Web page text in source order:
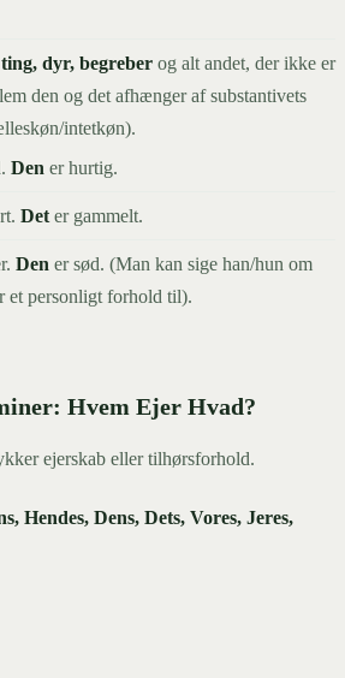
ting, dyr, begreber og alt andet, der ikke er
den og det afhænger af substantivets
intetkøn).
Den er hurtig.
Det er gammelt.
Den er sød. (Man kan sige han/hun om
et personligt forhold til).
Hvem Ejer Hvad?
ejerskab eller tilhørsforhold.
Hendes, Dens, Dets, Vores, Jeres,